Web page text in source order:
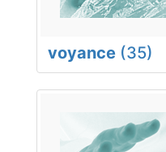
voyance (35)